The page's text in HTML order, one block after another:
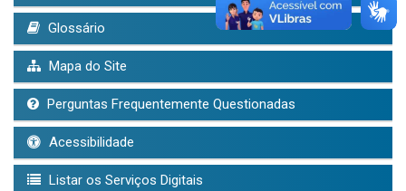
Glossário
Mapa do Site
Perguntas Frequentemente Questionadas
Acessibilidade
Listar os Serviços Digitais